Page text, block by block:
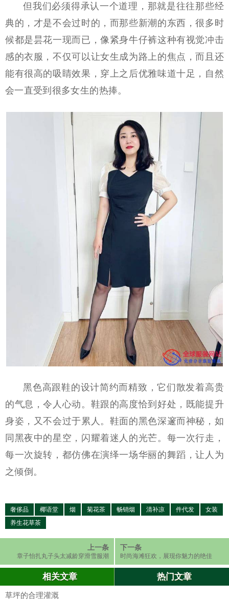
但我们必须得承认一个道理，那就是往往那些经
典的，才是不会过时的，而那些新潮的东西，很多时
候都是昙花一现而已，像紧身牛仔裤这种有视觉冲击
感的衣服，不仅可以让女生成为路上的焦点，而且还
能有很高的吸睛效果，穿上之后优雅味道十足，自然
会一直受到很多女生的热捧。
黑色高跟鞋的设计简约而精致，它们散发着高贵
的气息，令人心动。鞋跟的高度恰到好处，既能提升
身姿，又不会过于累人。鞋面的黑色深邃而神秘，如
同黑夜中的星空，闪耀着迷人的光芒。每一次行走，
每一次旋转，都仿佛在演绎一场华丽的舞蹈，让人为
之倾倒。
奢侈品 椰语堂 烟 菊花茶 畅销烟 清补凉 件代发
女装
养生花草茶
上一条
章子怡扎丸子头太减龄穿滑雪服潮
下一条
时尚海滩狂欢，展现你魅力的绝佳
相关文章 热门文章
草坪的合理灌溉